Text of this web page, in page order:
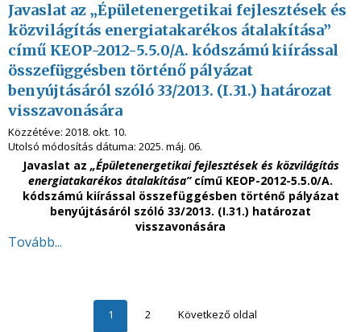
Javaslat az „Épületenergetikai fejlesztések és
közvilágítás energiatakarékos átalakítása”
című KEOP-2012-5.5.0/A. kódszámú kiírással
összefüggésben történő pályázat
benyújtásáról szóló 33/2013. (I.31.) határozat
visszavonására
Közzétéve: 2018. okt. 10.
Utolsó módosítás dátuma: 2025. máj. 06.
Javaslat az „Épületenergetikai fejlesztések és közvilágítás
energiatakarékos átalakítása”című KEOP-2012-5.5.0/A.
kódszámú kiírással összefüggésben történő pályázat
benyújtásáról szóló 33/2013. (I.31.) határozat
visszavonására
Tovább...
1 2 Következő oldal